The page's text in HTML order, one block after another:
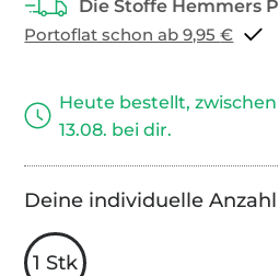
Portoflat schon ab 9,95 €
Heute bestellt, zwischen
13.08. bei dir.
Deine individuelle
1 Stk